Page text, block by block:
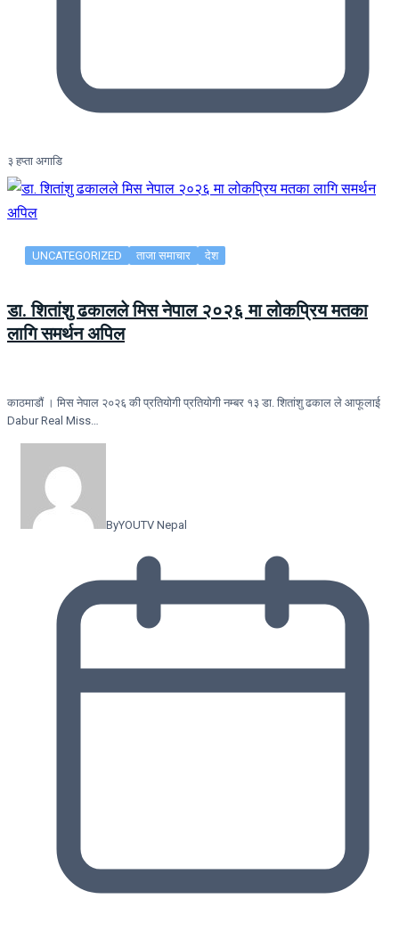
३ हप्ता अगाडि
UNCATEGORIZED ताजा समाचार देश
डा. शितांशु ढकालले मिस नेपाल २०२६ मा लोकप्रिय मतका
लागि समर्थन अपिल
काठमाडौं । मिस नेपाल २०२६ की प्रतियोगी प्रतियोगी नम्बर १३ डा. शितांशु ढकाल ले आफूलाई
Dabur Real Miss…
ByYOUTV Nepal